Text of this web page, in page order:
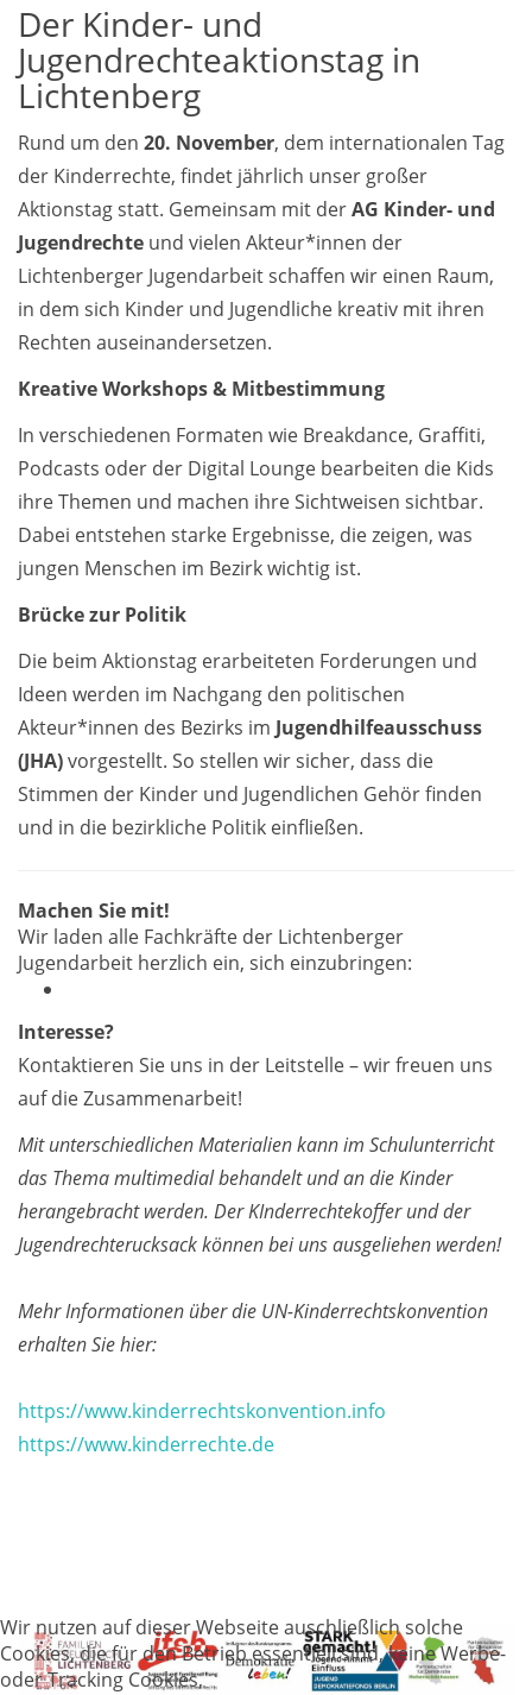
Der Kinder- und
Jugendrechteaktionstag in
Lichtenberg
Rund um den 20. November, dem internationalen Tag
der Kinderrechte, findet jährlich unser großer
Aktionstag statt. Gemeinsam mit derAG Kinder- und
Jugendrechte und vielen Akteur*innen der
Lichtenberger Jugendarbeit schaffen wir einen Raum,
in dem sich Kinder und Jugendliche kreativ mit ihren
Rechten auseinandersetzen.
Kreative Workshops & Mitbestimmung
In verschiedenen Formaten wie Breakdance, Graffiti,
Podcasts oder der Digital Lounge bearbeiten die Kids
ihre Themen und machen ihre Sichtweisen sichtbar.
Dabei entstehen starke Ergebnisse, die zeigen, was
jungen Menschen im Bezirk wichtig ist.
Brücke zur Politik
Die beim Aktionstag erarbeiteten Forderungen und
Ideen werden im Nachgang den politischen
Akteur*innen des Bezirks im Jugendhilfeausschuss
(JHA)vorgestellt. So stellen wir sicher, dass die
Stimmen der Kinder und Jugendlichen Gehör finden
und in die bezirkliche Politik einfließen.
Machen Sie mit!
Wir laden alle Fachkräfte der Lichtenberger
Jugendarbeit herzlich ein, sich einzubringen:
Interesse?
Kontaktieren Sie uns in der Leitstelle – wir freuen uns
auf die Zusammenarbeit!
Mit unterschiedlichen Materialien kann im Schulunterricht
das Thema multimedial behandelt und an die Kinder
herangebracht werden. Der KInderrechtekoffer und der
Jugendrechterucksack können bei uns ausgeliehen werden!
Mehr Informationen über die UN-Kinderrechtskonvention
erhalten Sie hier:
https://www.kinderrechtskonvention.info
https://www.kinderrechte.de
Wir nutzen auf dieser Webseite auschließlich solche
Cookies, die für den Betrieb essentiell sind, keine Werbe-
oder Tracking Cookies,